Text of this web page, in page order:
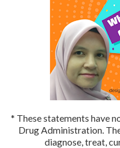
* These statements have
Drug Administration.
diagnose, treat,